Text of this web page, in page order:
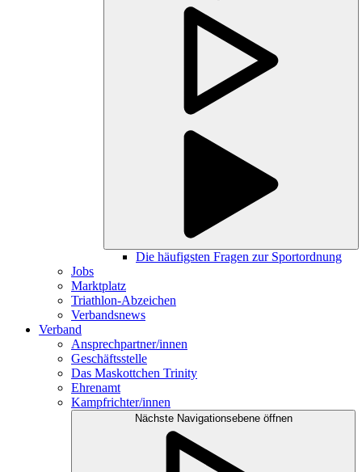
Die häufigsten Fragen zur Sportordnung
Jobs
Marktplatz
Triathlon-Abzeichen
Verbandsnews
Verband
Ansprechpartner/innen
Geschäftsstelle
Das Maskottchen Trinity
Ehrenamt
Kampfrichter/innen
Nächste Navigationsebene öffnen